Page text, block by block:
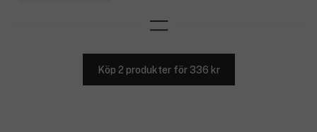
Köp 2 produkter för 336 kr